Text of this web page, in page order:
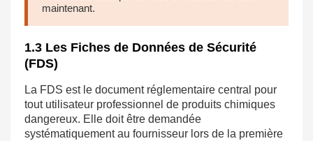
maintenant.
1.3 Les Fiches de Données de Sécurité
(FDS)
La FDS est le document réglementaire central pour
tout utilisateur professionnel de produits chimiques
dangereux. Elle doit être demandée
systématiquement au fournisseur lors de la première